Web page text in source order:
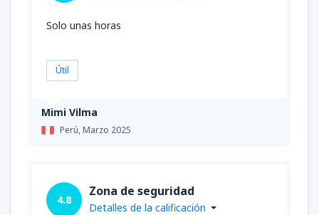
Mimi Vilma
Perú,Marzo 2025
Solo unas horas
Útil
4.8
Zona de seguridad
Detalles de la calificación